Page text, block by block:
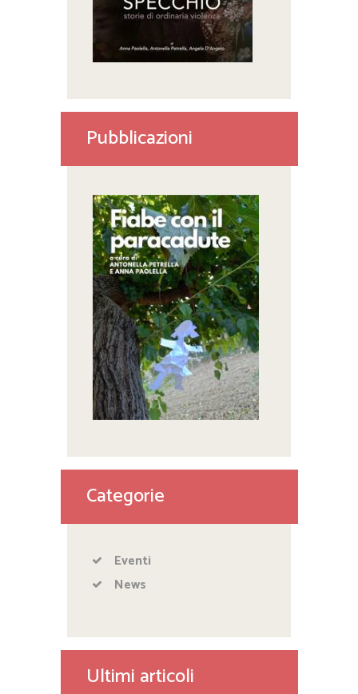
Pubblicazioni
Categorie
Eventi
News
Ultimi articoli